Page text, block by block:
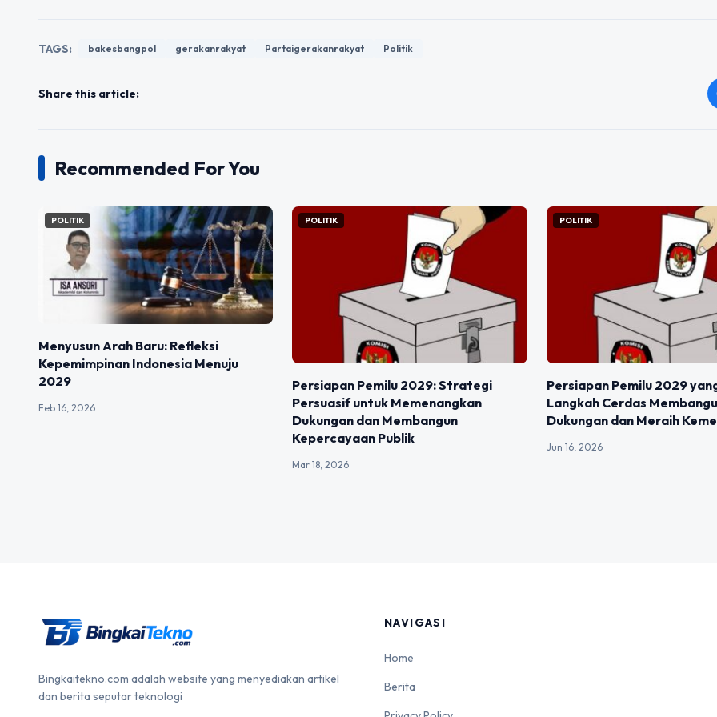
TAGS: bakesbangpol gerakanrakyat Partaigerakanrakyat Politik
Share this article:
Recommended For You
POLITIK
Menyusun Arah Baru: Refleksi
Kepemimpinan Indonesia Menuju
2029
Feb 16, 2026
POLITIK
Persiapan Pemilu 2029: Strategi
Persuasif untuk Memenangkan
Dukungan dan Membangun
Kepercayaan Publik
Mar 18, 2026
POLITIK
Persiapan Pemilu 2029
Langkah Cerdas
Dukungan dan Meraih
Jun 16, 2026
Bingkaitekno.com adalah website yang menyediakan artikel
dan berita seputar teknologi
NAVIGASI
Home
Berita